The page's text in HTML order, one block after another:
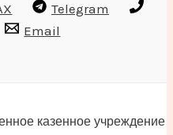
Telegram
Email
казенное учреждение